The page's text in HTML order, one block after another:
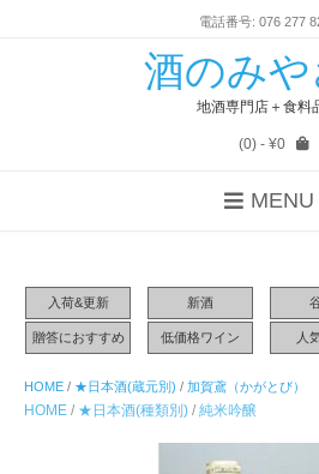
電話番号: 076 277
酒のみや
地酒専門店＋食料
(0)- ¥0
MENU
入荷&更新 新酒
贈答におすすめ 低価格ワイン 人
HOME / ★日本酒(蔵元別) / 加賀鳶（かがとび）
HOME / ★日本酒(種類別) / 純米吟醸